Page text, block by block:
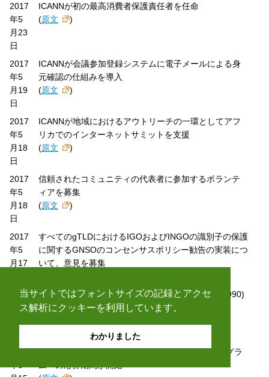
当サイトではフォントサイズの記録とアクセ
ス解析にクッキーを利用しています。
わかりました
2017
年5
月23
日
ICANNが初の最高消費者保護責任者を任命
(原文 )
2017
年5
月19
日
ICANNが会議参加登録システムに電子メールによる身
元確認の仕組みを導入
(原文 )
2017
年5
月18
日
ICANNが地域におけるアウトリーチの一環としてアフ
リカでのインターネットサミットを支援
(原文 )
2017
年5
月18
日
信頼されたコミュニティの代表者に参加するボランテ
ィアを募集
(原文 )
2017
年5
月17
すべてのgTLDにおけるIGOおよびINGOの識別子の保護
に関するGNSOのコンセンサスポリシー勧告の実装につ
いて、意見を募集
2017
年5
ICANNが2016会計年度に関する年次報告書(Form 990)
を米国内国歳入庁に提出
2017
第60回ICANN会議におけるNextGen@ICANNプログラ